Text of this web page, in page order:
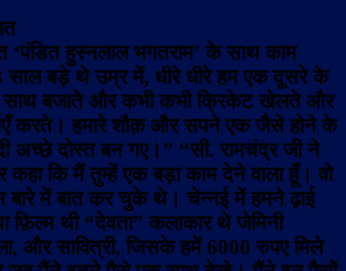
‘पंडित हुस्नलाल भगतराम’ के साथ काम
बड़े थे उम्र में, धीरे धीरे हम एक दूसरे के
बजाते और कभी कभी क्रिकेट खेलते और
करते। हमारे शौक़ और सपने एक जैसे होने के
अच्छे दोस्त बन गए।” “सी. रामचंद्र जी ने
कि मैं तुम्हें एक बड़ा काम देने वाला हूँ। वो
बारे में बात कर चुके थे। चेन्नई में हमने ढ़ाई
फ़िल्म थी “देवता” कलाकार थे जेमिनी
और सावित्री, जिसके हमें 6000 रुपए मिले